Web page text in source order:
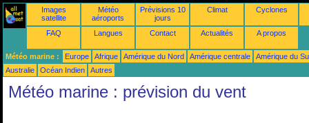
Images
satellite
Météo
aéroports
Prévisions 10
jours
Climat Cyclones
FAQ Langues Contact Actualités A propos
Météo marine : Europe Afrique Amérique du Nord Amérique centrale
Amérique du
Australie
Océan Indien Autres
Météo marine : prévision du vent